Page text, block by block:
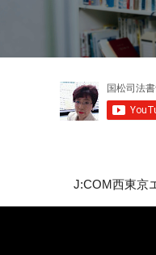
J:COM西東京